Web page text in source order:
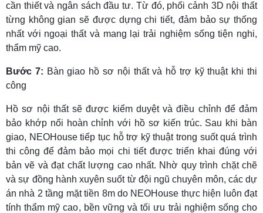
cần thiết và ngân sách đầu tư. Từ đó, phối cảnh 3D nội thất
từng không gian sẽ được dựng chi tiết, đảm bảo sự thống
nhất với ngoại thất và mang lại trải nghiệm sống tiện nghi,
thẩm mỹ cao.
Bước 7: Bàn giao hồ sơ nội thất và hỗ trợ kỹ thuật khi thi
công
Hồ sơ nội thất sẽ được kiểm duyệt và điều chỉnh để đảm
bảo khớp nối hoàn chỉnh với hồ sơ kiến trúc. Sau khi bàn
giao, NEOHouse tiếp tục hỗ trợ kỹ thuật trong suốt quá trình
thi công để đảm bảo mọi chi tiết được triển khai đúng với
bản vẽ và đạt chất lượng cao nhất. Nhờ quy trình chặt chẽ
và sự đồng hành xuyên suốt từ đội ngũ chuyên môn, các dự
án nhà 2 tầng mặt tiền 8m do NEOHouse thực hiện luôn đạt
tính thẩm mỹ cao, bền vững và tối ưu trải nghiệm sống cho